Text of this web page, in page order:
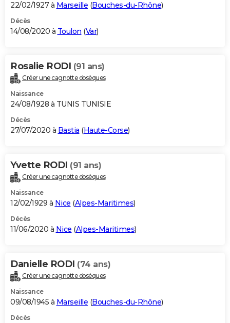
22/02/1927 à Marseille (Bouches-du-Rhône)
Décès
14/08/2020 à Toulon (Var)
Rosalie RODI (91 ans)
Créer une cagnotte obsèques
Naissance
24/08/1928 à TUNIS TUNISIE
Décès
27/07/2020 à Bastia (Haute-Corse)
Yvette RODI (91 ans)
Créer une cagnotte obsèques
Naissance
12/02/1929 à Nice (Alpes-Maritimes)
Décès
11/06/2020 à Nice (Alpes-Maritimes)
Danielle RODI (74 ans)
Créer une cagnotte obsèques
Naissance
09/08/1945 à Marseille (Bouches-du-Rhône)
Décès